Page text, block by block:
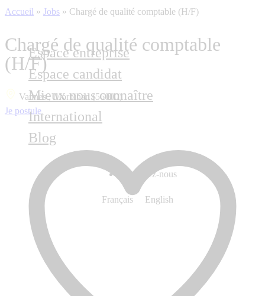
Espace entreprise
Espace candidat
Mieux nous connaître
International
Blog
Contactez-nous
Français English
Accueil » Jobs » Chargé de qualité comptable (H/F)
Chargé de qualité comptable
(H/F)
Vannes , Morbihan (56000)
Je postule